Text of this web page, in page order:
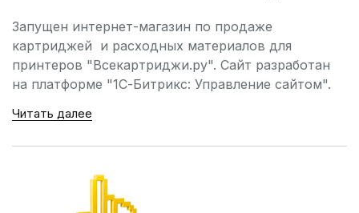
Запущен интернет-магазин по продаже
картриджей и расходных материалов для
принтеров "Всекартриджи.ру". Сайт разработан
на платформе "1С-Битрикс: Управление сайтом".
Читать далее